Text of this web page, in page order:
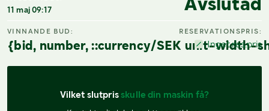
11 maj 09:17
VINNANDE BUD:
{bid, number, ::currency/SEK unit-width-
RESERVATIONSPRIS:
Inget res.pris
Vilket slutpris skulle din maskin få?